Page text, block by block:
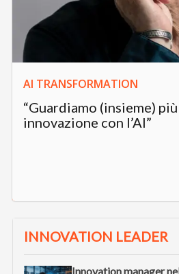
AI TRANSFORMATION
“Guardiamo (insieme)
innovazione con l’AI”
INNOVATION LEADER
Innovation manager